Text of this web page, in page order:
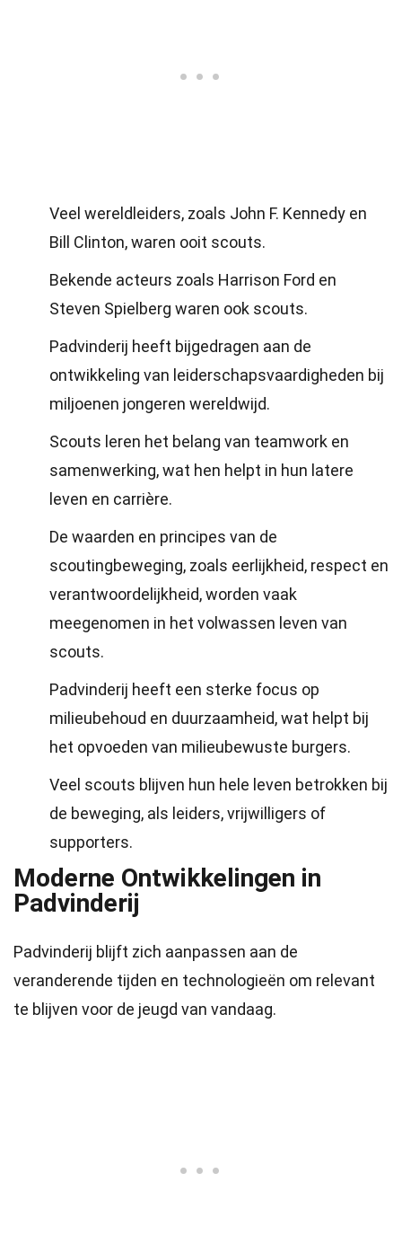
Veel wereldleiders, zoals John F. Kennedy en
Bill Clinton, waren ooit scouts.
Bekende acteurs zoals Harrison Ford en
Steven Spielberg waren ook scouts.
Padvinderij heeft bijgedragen aan de
ontwikkeling van leiderschapsvaardigheden bij
miljoenen jongeren wereldwijd.
Scouts leren het belang van teamwork en
samenwerking, wat hen helpt in hun latere
leven en carrière.
De waarden en principes van de
scoutingbeweging, zoals eerlijkheid, respect en
verantwoordelijkheid, worden vaak
meegenomen in het volwassen leven van
scouts.
Padvinderij heeft een sterke focus op
milieubehoud en duurzaamheid, wat helpt bij
het opvoeden van milieubewuste burgers.
Veel scouts blijven hun hele leven betrokken bij
de beweging, als leiders, vrijwilligers of
supporters.
Moderne Ontwikkelingen in
Padvinderij
Padvinderij blijft zich aanpassen aan de
veranderende tijden en technologieën om relevant
te blijven voor de jeugd van vandaag.